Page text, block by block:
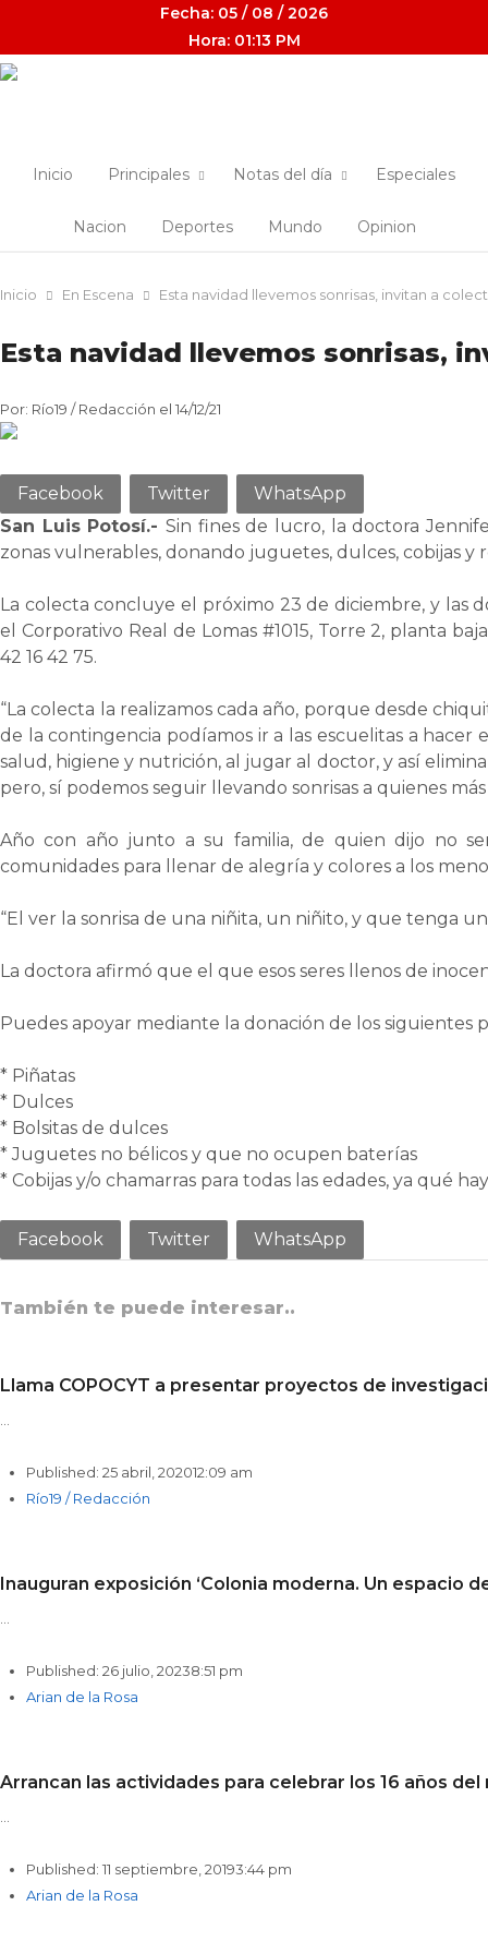
Fecha: 05 / 08 / 2026
Hora: 01:13 PM
Inicio Principales Notas del día Especiales
Nacion Deportes Mundo Opinion
Inicio En Escena Esta navidad llevemos sonrisas, invitan a
Esta navidad llevemos sonrisas,
Por: Río19 / Redacción el 14/12/21
Facebook Twitter
WhatsApp
San Luis Potosí.- Sin fines de lucro, la doctora
zonas vulnerables, donando juguetes, dulces, cobijas
La colecta concluye el próximo 23 de diciembre, y las
el Corporativo Real de Lomas #1015, Torre 2, planta
42 16 42 75.
“La colecta la realizamos cada año, porque desde
de la contingencia podíamos ir a las escuelitas a hacer
salud, higiene y nutrición, al jugar al doctor, y así
pero, sí podemos seguir llevando sonrisas a quienes
Año con año junto a su familia, de quien dijo no
comunidades para llenar de alegría y colores a los
“El ver la sonrisa de una niñita, un niñito, y que tenga
La doctora afirmó que el que esos seres llenos de
Puedes apoyar mediante la donación de los siguientes
* Piñatas
* Dulces
* Bolsitas de dulces
* Juguetes no bélicos y que no ocupen baterías
* Cobijas y/o chamarras para todas las edades, ya qué
Facebook Twitter WhatsApp
También te puede interesar..
Llama COPOCYT a presentar proyectos de
Published: 25 abril, 202012:09 am
Author
Río19 / Redacción
Inauguran exposición ‘Colonia moderna. Un espacio
Published: 26 julio, 20238:51 pm
Author
Arian de la Rosa
Arrancan las actividades para celebrar los 16 años
Published: 11 septiembre, 20193:44 pm
Author
Arian de la Rosa